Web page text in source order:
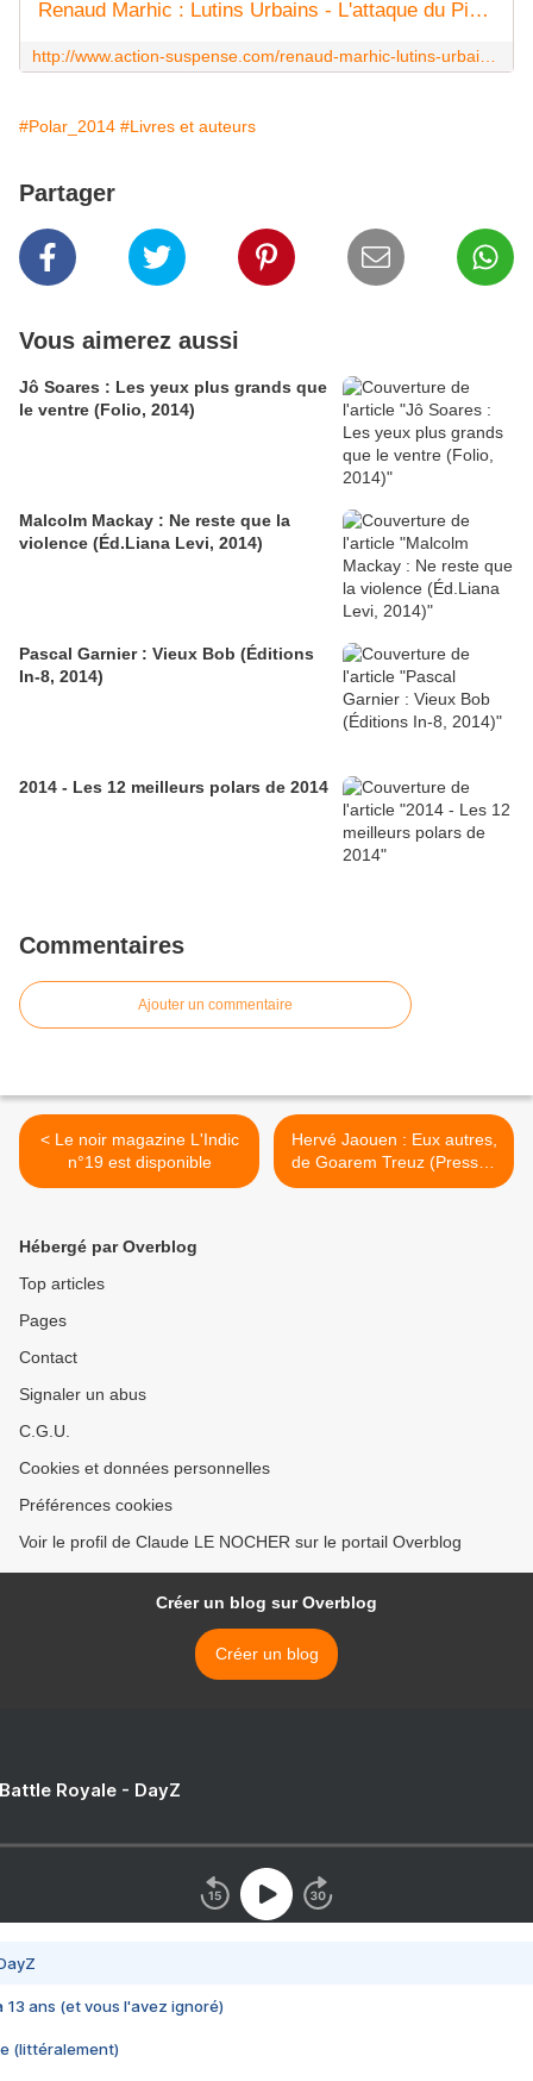
Renaud Marhic : Lutins Urbains - L'attaque du Pizz'Raptor (Éd.P'tit Louis, 2013) - Le blog de Claude LE NOCHER
#Polar_2014 #Livres et auteurs
Partager
Vous aimerez aussi
Jô Soares : Les yeux plus grands que
le ventre (Folio, 2014)
Malcolm Mackay : Ne reste que la
violence (Éd.Liana Levi, 2014)
Pascal Garnier : Vieux Bob (Éditions
In-8, 2014)
2014 - Les 12 meilleurs polars de 2014
Commentaires
Ajouter un commentaire
< Le noir magazine L'Indic
n°19 est disponible
Hervé Jaouen : Eux autres,
de Goarem Treuz (Presses
de la Cité, 2014) >
Hébergé par Overblog
Top articles
Pages
Contact
Signaler un abus
C.G.U.
Cookies et données personnelles
Préférences cookies
Voir le profil de Claude LE NOCHER sur le portail Overblog
Créer un blog sur Overblog
Créer un blog
Royale - DayZ
13 ans (et vous l'avez ignoré)
(littéralement)